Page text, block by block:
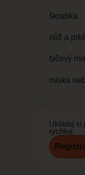
škrabka
nůž a
tyčový
miska
Ukládej si
rychleji.